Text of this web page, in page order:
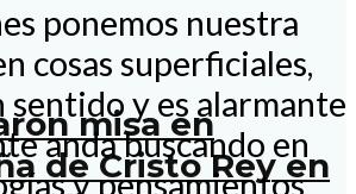
misa en
de Cristo Rey en
ponemos nuestra
cosas superficiales,
sentido y es alarmante
anda buscando en
y pensamientos